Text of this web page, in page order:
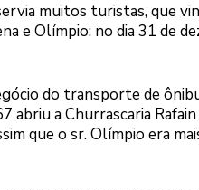
muitos turistas, que
e Olímpio: no dia 31 de
do transporte de
abriu a Churrascaria Rafain
que o sr. Olímpio era